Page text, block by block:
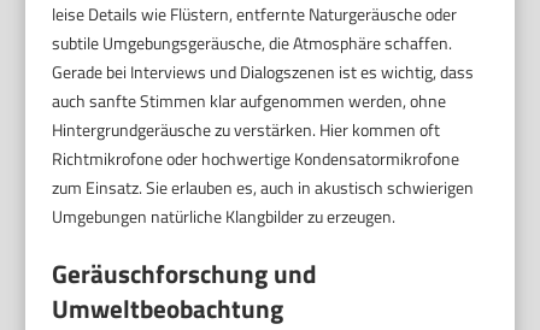
leise Details wie Flüstern, entfernte Naturgeräusche oder
subtile Umgebungsgeräusche, die Atmosphäre schaffen.
Gerade bei Interviews und Dialogszenen ist es wichtig, dass
auch sanfte Stimmen klar aufgenommen werden, ohne
Hintergrundgeräusche zu verstärken. Hier kommen oft
Richtmikrofone oder hochwertige Kondensatormikrofone
zum Einsatz. Sie erlauben es, auch in akustisch schwierigen
Umgebungen natürliche Klangbilder zu erzeugen.
Geräuschforschung und
Umweltbeobachtung